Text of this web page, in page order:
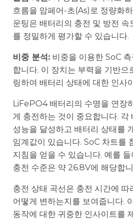
흐름을 암페어-초(As)로 정량화
운팅은 배터리의 충전 및 방전
를 정밀하게 평가할 수 있습니다.
비중 분석: 비중을 이용한 SoC
합니다. 이 장치는 부력을 기반으
링하여 배터리 상태에 대한 인사
LiFePO4 배터리의 수명을 연장
게 충전하는 것이 중요합니다. 각
성능을 달성하고 배터리 상태를
임계값이 있습니다. SoC 차트를
지침을 얻을 수 있습니다. 예를
충전 수준은 약 26.8V에 해당합
충전 상태 곡선은 충전 시간에 따
어떻게 변하는지를 보여줍니다.
동작에 대한 귀중한 인사이트를